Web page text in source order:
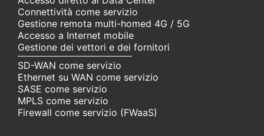
Connettività come servizio
Gestione remota multi-homed 4G / 5G
Accesso a Internet mobile
Gestione dei vettori e dei fornitori
SD-WAN come servizio
Ethernet su WAN come servizio
SASE come servizio
MPLS come servizio
Firewall come servizio (FWaaS)